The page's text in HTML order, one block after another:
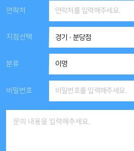
연락처
지점선택
분류
비밀번호